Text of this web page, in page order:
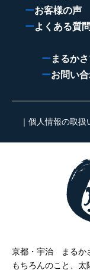
ーお客様の声
ーよくある質問
ーまるか
ーお問い
｜ 個人情報の取扱
京都・宇治 まるか
もちろんのこと、